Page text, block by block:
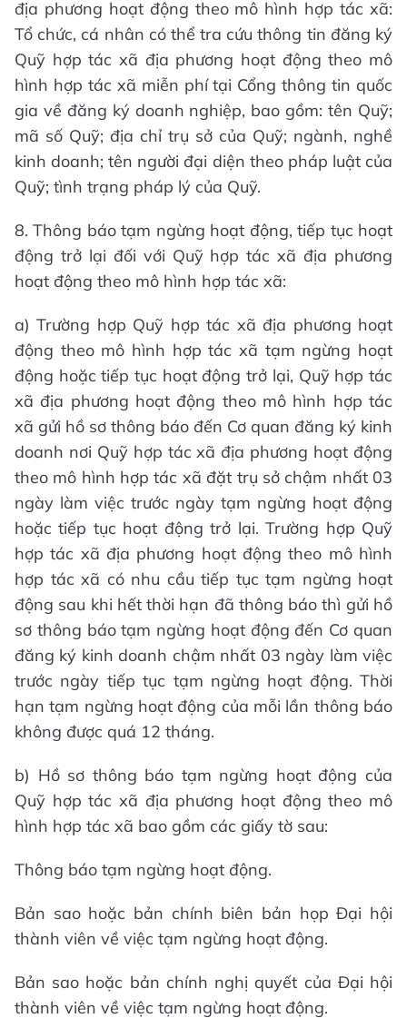
địa phương hoạt động theo mô hình hợp tác xã:
Tổ chức, cá nhân có thể tra cứu thông tin đăng ký
Quỹ hợp tác xã địa phương hoạt động theo mô
hình hợp tác xã miễn phí tại Cổng thông tin quốc
gia về đăng ký doanh nghiệp, bao gồm: tên Quỹ;
mã số Quỹ; địa chỉ trụ sở của Quỹ; ngành, nghề
kinh doanh; tên người đại diện theo pháp luật của
Quỹ; tình trạng pháp lý của Quỹ.
8. Thông báo tạm ngừng hoạt động, tiếp tục hoạt
động trở lại đối với Quỹ hợp tác xã địa phương
hoạt động theo mô hình hợp tác xã:
a) Trường hợp Quỹ hợp tác xã địa phương hoạt
động theo mô hình hợp tác xã tạm ngừng hoạt
động hoặc tiếp tục hoạt động trở lại, Quỹ hợp tác
xã địa phương hoạt động theo mô hình hợp tác
xã gửi hồ sơ thông báo đến Cơ quan đăng ký kinh
doanh nơi Quỹ hợp tác xã địa phương hoạt động
theo mô hình hợp tác xã đặt trụ sở chậm nhất 03
ngày làm việc trước ngày tạm ngừng hoạt động
hoặc tiếp tục hoạt động trở lại. Trường hợp Quỹ
hợp tác xã địa phương hoạt động theo mô hình
hợp tác xã có nhu cầu tiếp tục tạm ngừng hoạt
động sau khi hết thời hạn đã thông báo thì gửi hồ
sơ thông báo tạm ngừng hoạt động đến Cơ quan
đăng ký kinh doanh chậm nhất 03 ngày làm việc
trước ngày tiếp tục tạm ngừng hoạt động. Thời
hạn tạm ngừng hoạt động của mỗi lần thông báo
không được quá 12 tháng.
b) Hồ sơ thông báo tạm ngừng hoạt động của
Quỹ hợp tác xã địa phương hoạt động theo mô
hình hợp tác xã bao gồm các giấy tờ sau:
Thông báo tạm ngừng hoạt động.
Bản sao hoặc bản chính biên bản họp Đại hội
thành viên về việc tạm ngừng hoạt động.
Bản sao hoặc bản chính nghị quyết của Đại hội
thành viên về việc tạm ngừng hoạt động.